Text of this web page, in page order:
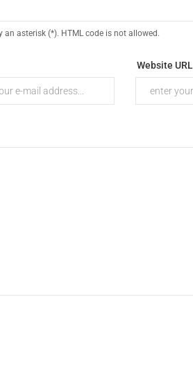
asterisk (*). HTML code is not allowed.
Website URL